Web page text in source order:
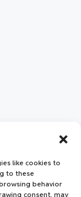
like cookies to
to these
behavior
consent, may